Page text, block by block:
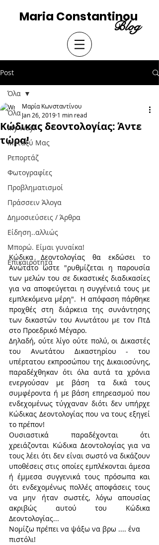
Maria Constantinou
Blog
Post
Όλα
My Way!
Μεταξύ Μας
Ρεπορτάζ
Φωτογραφίες
Προβληματισμοί
Πράσσειν Άλογα
Δημοσιεύσεις / Άρθρα
Είδηση..αλλιώς
Μπορώ. Είμαι γυναίκα!
Επικαιρότητα
Όλα
Κώδικας δεοντολογίας: Άντε
τώρα!
Μαρία Κωνσταντίνου
Jan 26, 2019 1 min read
Κώδικα Δεοντολογίας θα εκδώσει το
Ανώτατο ώστε "ρυθμίζεται η παρουσία
των μελών του σε δικαστικές διαδικασίες
για να αποφεύγεται η συγγένειά τους με
εμπλεκόμενα μέρη".  Η απόφαση πάρθηκε
προχθές στη διάρκεια της συνάντησης
των δικαστών του Ανωτάτου με τον ΠτΔ
στο Προεδρικό Μέγαρο.
Δηλαδή, ούτε λίγο ούτε πολύ, οι Δικαστές
του Ανωτάτου Δικαστηρίου - του
υπέρτατου εκπροσώπου της Δικαιοσύνης,
παραδέχθηκαν ότι όλα αυτά τα χρόνια
ενεργούσαν με βάση τα δικά τους
συμφέροντα ή με βάση επηρεασμού που
ενδεχομένως τύγχαναν διότι δεν υπήρχε
Κώδικας Δεοντολογίας που να τους εξηγεί
το πρέπον!
Ουσιαστικά παραδέχονται ότι
χρειάζονται Κώδικα Δεοντολογίας για να
τους λέει ότι δεν είναι σωστό να δικάζουν
υποθέσεις στις οποίες εμπλέκονται άμεσα
ή έμμεσα συγγενικά τους πρόσωπα και
ότι ενδεχομένως πολλές αποφάσεις τους
να μην ήταν σωστές, λόγω απουσίας
ακριβώς αυτού του Κώδικα
Δεοντολογίας...
Νομίζω πρέπει να ψάξω να βρω .... ένα
πιστόλι!